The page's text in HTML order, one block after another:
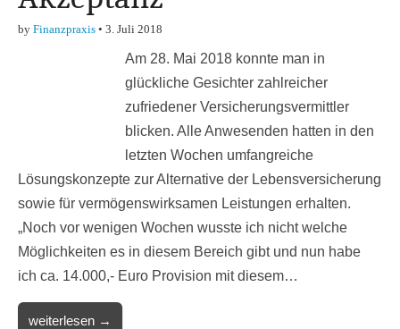
by Finanzpraxis • 3. Juli 2018
Am 28. Mai 2018 konnte man in
glückliche Gesichter zahlreicher
zufriedener Versicherungsvermittler
blicken. Alle Anwesenden hatten in den
letzten Wochen umfangreiche
Lösungskonzepte zur Alternative der Lebensversicherung
sowie für vermögenswirksamen Leistungen erhalten.
„Noch vor wenigen Wochen wusste ich nicht welche
Möglichkeiten es in diesem Bereich gibt und nun habe
ich ca. 14.000,- Euro Provision mit diesem…
weiterlesen →